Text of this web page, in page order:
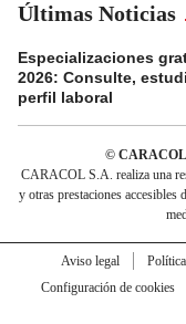
Últimas Noticias
Especializaciones
2026: Consulte,
perfil laboral
© CARACOL
CARACOL S.A. realiza una
y otras prestaciones accesibles
Aviso legal
Configuración de cookies